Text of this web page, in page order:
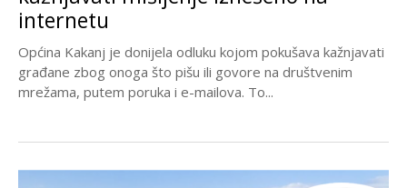
internetu
Općina Kakanj je donijela odluku kojom pokušava kažnjavati
građane zbog onoga što pišu ili govore na društvenim
mrežama, putem poruka i e-mailova. To...